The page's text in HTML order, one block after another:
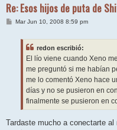
Re: Esos hijos de puta de
MMar Jun 10, 2008 8:59 pm
redon escribió:
El lío viene cuando Xeno
me preguntó si me habían
me lo comentó Xeno hace
días y no se pusieron en
finalmente se pusieron en
Tardaste mucho a conectarte